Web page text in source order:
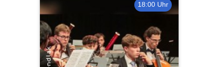
18:00 Uhr